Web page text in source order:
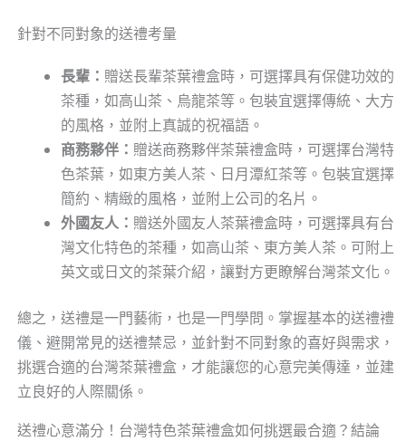
針對不同對象的送禮考量
長輩： 贈送長輩茶葉禮盒時，可選擇具有保健功效的
茶種，如高山茶、烏龍茶等。包裝宜選擇傳統、大方
的風格，並附上真誠的祝福語。
商務夥伴： 贈送商務夥伴茶葉禮盒時，可選擇台灣特
色茶葉，如東方美人茶、日月潭紅茶等。包裝宜選擇
簡約、精緻的風格，並附上公司的名片。
外國友人： 贈送外國友人茶葉禮盒時，可選擇具有台
灣文化特色的茶種，如高山茶、東方美人茶。可附上
英文或日文的茶葉介紹，讓對方更瞭解台灣茶文化。
總之，送禮是一門藝術，也是一門學問。掌握基本的送禮禮
儀、避開常見的送禮禁忌，並針對不同對象的喜好與需求，
挑選合適的台灣茶葉禮盒，才能讓您的心意完美傳達，並建
立良好的人際關係。
送禮心意滿分！台灣特色茶葉禮盒如何挑選最合適？結論